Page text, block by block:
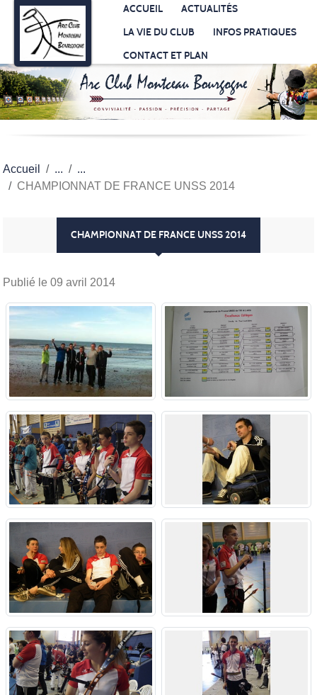
ACCUEIL
ACTUALITÉS
LA VIE DU CLUB
INFOS PRATIQUES
CONTACT ET PLAN
Accueil
CHAMPIONNAT DE FRANCE UNSS 2014
CHAMPIONNAT DE FRANCE UNSS 2014
Publié le 09 avril 2014
Panneau de gestion des cookies